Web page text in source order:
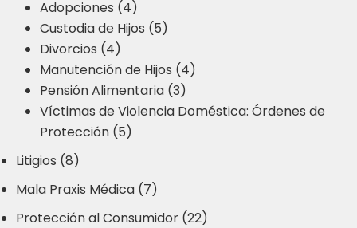
Adopciones (4)
Custodia de Hijos (5)
Divorcios (4)
Manutención de Hijos (4)
Pensión Alimentaria (3)
Víctimas de Violencia Doméstica: Órdenes de
Protección (5)
Litigios (8)
Mala Praxis Médica (7)
Protección al Consumidor (22)